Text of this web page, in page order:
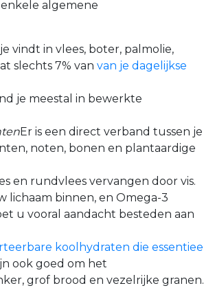
algemene
vindt in vlees, boter, palmolie,
slechts 7% van van je dagelijkse
je meestal in bewerkte
Er is een direct verband tussen je
noten, bonen en plantaardige
en rundvlees vervangen door vis.
lichaam binnen, en Omega-3
u vooral aandacht besteden aan
koolhydraten die essentieel
ook goed om het
grof brood en vezelrijke granen.